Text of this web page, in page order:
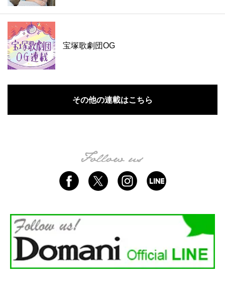
宝塚歌劇団OG
その他の連載はこちら